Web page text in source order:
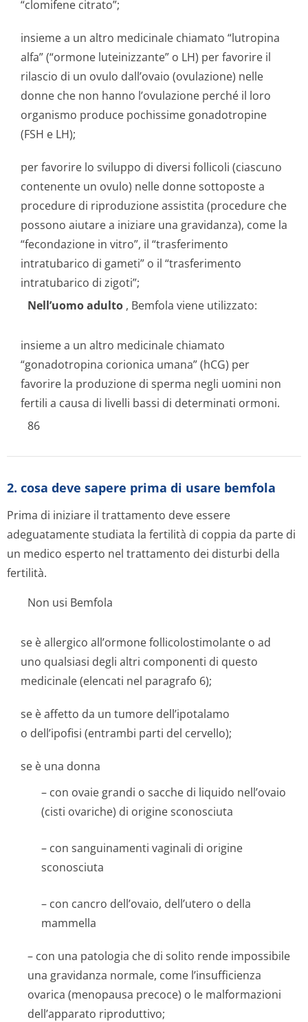
“clomifene citrato”;
insieme a un altro medicinale chiamato “lutropina
alfa” (“ormone luteinizzante” o LH) per favorire il
rilascio di un ovulo dall’ovaio (ovulazione) nelle
donne che non hanno l’ovulazione perché il loro
organismo produce pochissime gonadotropine
(FSH e LH);
per favorire lo sviluppo di diversi follicoli (ciascuno
contenente un ovulo) nelle donne sottoposte a
procedure di riproduzione assistita (procedure che
possono aiutare a iniziare una gravidanza), come la
“fecondazione in vitro”, il “trasferimento
intratubarico di gameti” o il “trasferimento
intratubarico di zigoti”;
Nell’uomo adulto , Bemfola viene utilizzato:
insieme a un altro medicinale chiamato
“gonadotropina corionica umana” (hCG) per
favorire la produzione di sperma negli uomini non
fertili a causa di livelli bassi di determinati ormoni.
86
2. cosa deve sapere prima di usare bemfola
Prima di iniziare il trattamento deve essere
adeguatamente studiata la fertilità di coppia da parte di
un medico esperto nel trattamento dei disturbi della
fertilità.
Non usi Bemfola
se è allergico all’ormone follicolostimolante o ad
uno qualsiasi degli altri componenti di questo
medicinale (elencati nel paragrafo 6);
se è affetto da un tumore dell’ipotalamo
o dell’ipofisi (entrambi parti del cervello);
se è una donna
– con ovaie grandi o sacche di liquido nell’ovaio
(cisti ovariche) di origine sconosciuta
– con sanguinamenti vaginali di origine
sconosciuta
– con cancro dell’ovaio, dell’utero o della
mammella
– con una patologia che di solito rende impossibile
una gravidanza normale, come l’insufficienza
ovarica (menopausa precoce) o le malformazioni
dell’apparato riproduttivo;